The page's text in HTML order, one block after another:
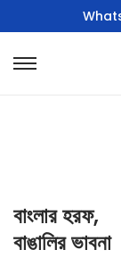
বাংলার হরফ,
বাঙালির ভাবনা